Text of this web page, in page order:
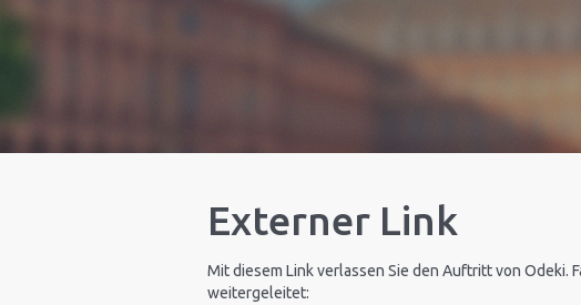
Externer Link
Mit diesem Link verlassen Sie den Auftritt von Odeki.
weitergeleitet: